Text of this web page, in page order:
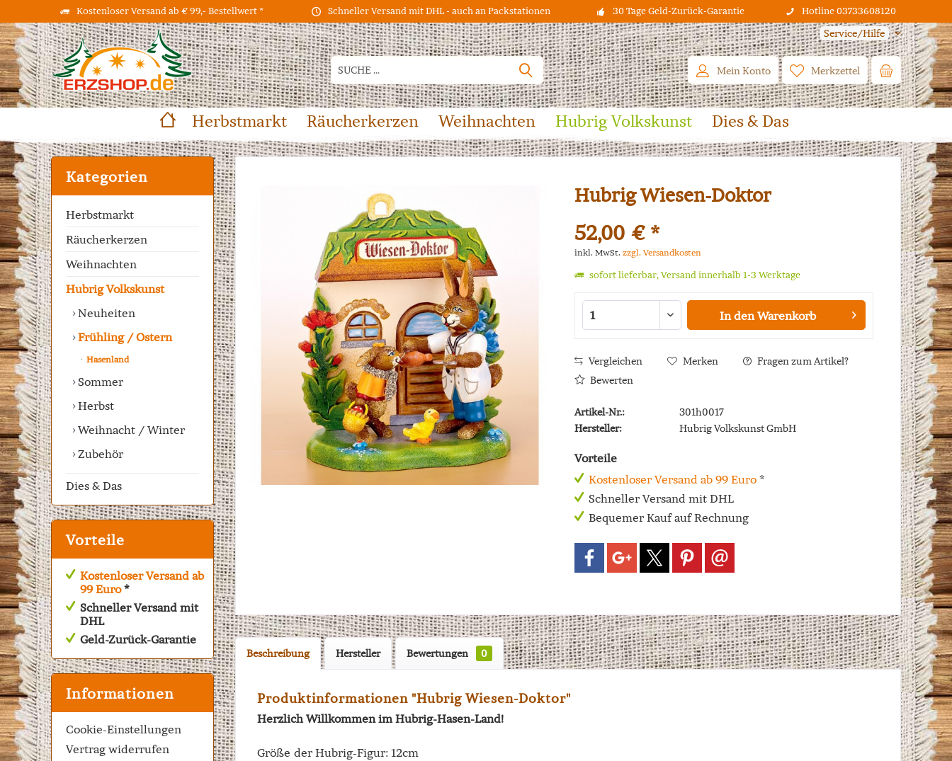
Kostenloser Versand ab € 99,- Bestellwert * Schneller Versand mit DHL - auch an Packstationen 30 Tage Geld-Zurück-Garantie Hotline 03733608120
Service/Hilfe
Merkzettel
Mein Konto
Herbstmarkt Räucherkerzen Weihnachten Hubrig Volkskunst Dies & Das
Kategorien
Herbstmarkt
Räucherkerzen
Weihnachten
Hubrig Volkskunst
Neuheiten
Frühling / Ostern
Hasenland
Sommer
Herbst
Weihnacht / Winter
Zubehör
Dies & Das
Vorteile
Kostenloser Versand ab
99 Euro*
Schneller Versand mit
DHL
Geld-Zurück-Garantie
Informationen
Cookie-Einstellungen
Vertrag widerrufen
Hubrig Wiesen-Doktor
52,00 € *
inkl. MwSt. zzgl. Versandkosten
sofort lieferbar, Versand innerhalb 1-3 Werktage
In den Warenkorb
Vergleichen Merken
Fragen zum Artikel?
Bewerten
Artikel-Nr.:
301h0017
Hersteller:
Hubrig Volkskunst GmbH
Vorteile
Kostenloser Versand ab 99 Euro*
Schneller Versand mit DHL
Bequemer Kauf auf Rechnung
Beschreibung Hersteller Bewertungen 0
Produktinformationen "Hubrig Wiesen-Doktor"
Herzlich Willkommen im Hubrig-Hasen-Land!
Größe der Hubrig-Figur: 12cm